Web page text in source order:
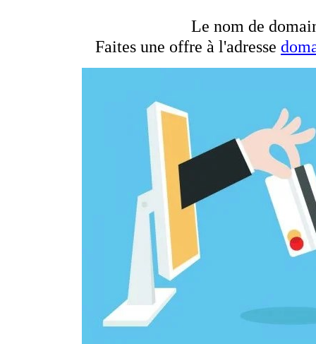
Le nom de
Faites une offre à l'adresse